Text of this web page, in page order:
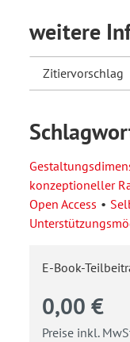
weitere
Zitiervorschlag
konzeptioneller
Open Access
E-Book-
0,00 €
Preise inkl.